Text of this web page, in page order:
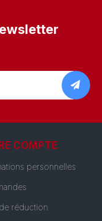
COMPTE
personnelles
réduction